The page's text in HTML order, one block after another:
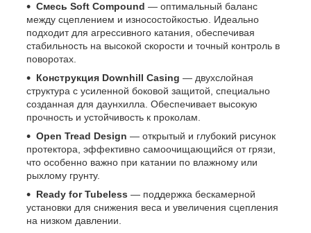
Смесь Soft Compound — оптимальный баланс
между сцеплением и износостойкостью. Идеально
подходит для агрессивного катания, обеспечивая
стабильность на высокой скорости и точный контроль в
поворотах.
Конструкция Downhill Casing — двухслойная
структура с усиленной боковой защитой, специально
созданная для даунхилла. Обеспечивает высокую
прочность и устойчивость к проколам.
Open Tread Design — открытый и глубокий рисунок
протектора, эффективно самоочищающийся от грязи,
что особенно важно при катании по влажному или
рыхлому грунту.
Ready for Tubeless — поддержка бескамерной
установки для снижения веса и увеличения сцепления
на низком давлении.